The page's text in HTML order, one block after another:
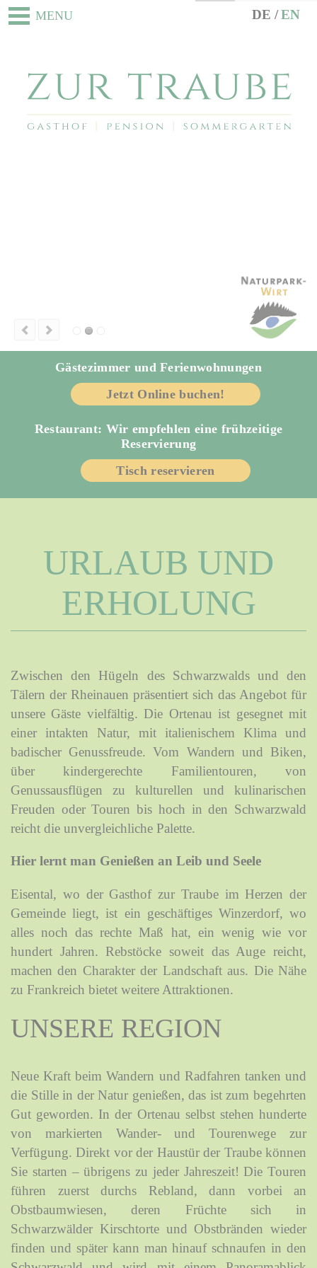
MENU DE EN
Gästezimmer und Ferienwohnungen
Jetzt Online buchen!
Restaurant: Wir empfehlen eine frühzeitige
Reservierung
Tisch reservieren
URLAUB UND
ERHOLUNG
Zwischen den Hügeln des Schwarzwalds und den
Tälern der Rheinauen präsentiert sich das Angebot für
unsere Gäste vielfältig. Die Ortenau ist gesegnet mit
einer intakten Natur, mit italienischem Klima und
badischer Genussfreude. Vom Wandern und Biken,
über kindergerechte Familientouren, von
Genussausflügen zu kulturellen und kulinarischen
Freuden oder Touren bis hoch in den Schwarzwald
reicht die unvergleichliche Palette.
Hier lernt man Genießen an Leib und Seele
Eisental, wo der Gasthof zur Traube im Herzen der
Gemeinde liegt, ist ein geschäftiges Winzerdorf, wo
alles noch das rechte Maß hat, ein wenig wie vor
hundert Jahren. Rebstöcke soweit das Auge reicht,
machen den Charakter der Landschaft aus. Die Nähe
zu Frankreich bietet weitere Attraktionen.
UNSERE REGION
Neue Kraft beim Wandern und Radfahren tanken und
die Stille in der Natur genießen, das ist zum begehrten
Gut geworden. In der Ortenau selbst stehen hunderte
von markierten Wander- und Tourenwege zur
Verfügung. Direkt vor der Haustür der Traube können
Sie starten – übrigens zu jeder Jahreszeit! Die Touren
führen zuerst durchs Rebland, dann vorbei an
Obstbaumwiesen, deren Früchte sich in
Schwarzwälder Kirschtorte und Obstbränden wieder
finden und später kann man hinauf schnaufen in den